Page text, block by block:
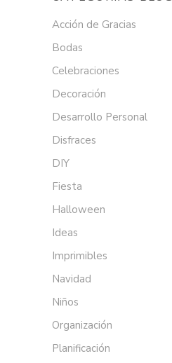
Acción de Gracias
Bodas
Celebraciones
Decoración
Desarrollo Personal
Disfraces
DIY
Fiesta
Halloween
Ideas
Imprimibles
Navidad
Niños
Organización
Planificación